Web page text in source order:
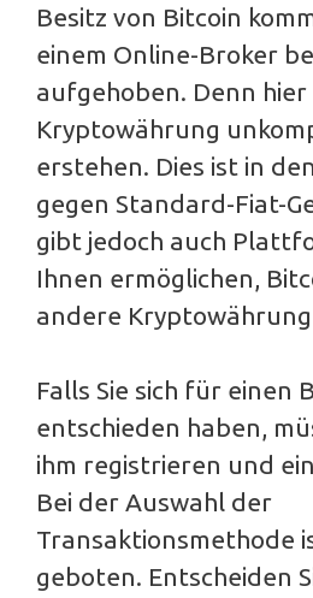
Besitz von Bitcoin
einem Online-Broker
aufgehoben. Denn hier
Kryptowährung
erstehen. Dies ist in
gegen Standard-Fiat-
gibt jedoch auch
Ihnen ermöglichen,
andere
Falls Sie sich für einen
entschieden haben,
ihm registrieren und
Bei der Auswahl der
Transaktionsmethode
geboten. Entscheiden